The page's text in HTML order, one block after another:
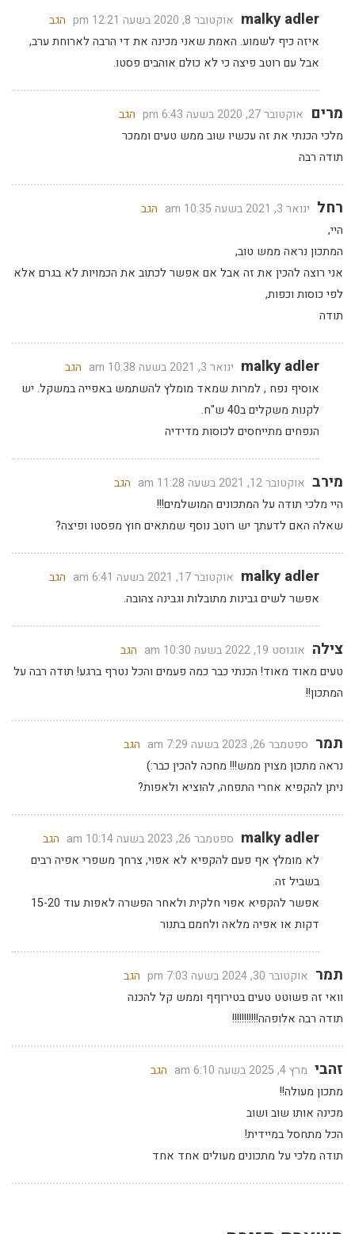
malky adler אוקטובר 8, 2020 בשעה 12:21 pm
הגב
איזה כיף לשמוע. האמת שאני מכינה את די הרבה לארוחת ערב,
אבל עם רוטב פיצה כי לא כולם אוהבים פסטו.
מרים אוקטובר 27, 2020 בשעה 6:43 pm
הגב
מלכי הכנתי את זה עכשיו שוב ממש טעים וממכר
תודה רבה
רחל ינואר 3, 2021 בשעה 10:35 am
הגב
היי,
המתכון נראה ממש טוב,
אני רוצה להכין את זה אבל אם אפשר לכתוב את הכמויות לא בגרם אלא
לפי כוסות וכפות,
תודה
malky adler ינואר 3, 2021 בשעה 10:38 am
הגב
אוסיף נפח , למרות שמאד מומלץ להשתמש באפייה במשקל. יש
לקנות משקלים ב40 ש"ח.
הנפחים מתייחסים לכוסות מדידיה
מירב אוקטובר 12, 2021 בשעה 11:28 am
הגב
היי מלכי תודה על המתכונים המושלמים!!!
שאלה האם לדעתך יש רוטב נוסף שמתאים חוץ מפסטו ופיצה?
malky adler אוקטובר 17, 2021 בשעה 6:41 am
הגב
אפשר לשים גבינות מתובלות וגבינה צהובה.
צילה אוגוסט 19, 2022 בשעה 10:30 am
הגב
טעים מאוד מאוד! הכנתי כבר כמה פעמים והכל נטרף ברגע! תודה רבה על
המתכון!!
תמר ספטמבר 26, 2023 בשעה 7:29 am
הגב
נראה מתכון מצוין ממש!!! מחכה להכין כבר:)
ניתן להקפיא אחרי התפחה, להוציא ולאפות?
malky adler ספטמבר 26, 2023 בשעה 10:14 am
הגב
לא מומלץ אף פעם להקפיא לא אפוי, צרחך משפרי אפיה רבים
בשביל זה.
אפשר להקפיא אפוי חלקית ולאחר הפשרה לאפות עוד 15-20
דקות או אפיה מלאה ולחמם בתנור
תמר אוקטובר 30, 2024 בשעה 7:03 pm
הגב
וואי זה פשוטט טעים בטירוףף וממש קל להכנה
תודה רבה אלופהה!!!!!!!!!!!
זהבי מרץ 4, 2025 בשעה 6:10 am
הגב
מתכון מעולה!!
מכינה אותו שוב ושוב
הכל מתחסל במיידית!
תודה מלכי על מתכונים מעולים אחד אחד